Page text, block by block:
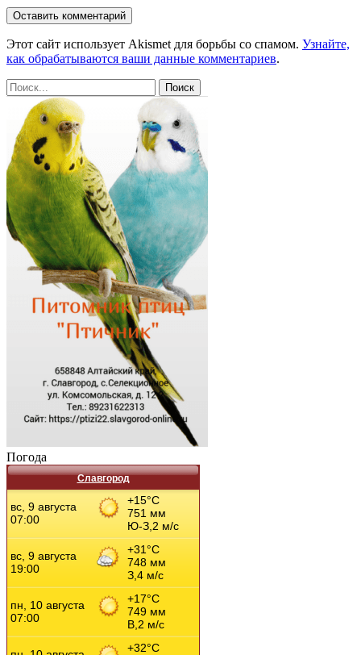
Этот сайт использует Akismet для борьбы со спамом. Узнайте,
как обрабатываются ваши данные комментариев.
Погода
Славгород